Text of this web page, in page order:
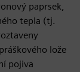
paprsek,
tepla (tj.
lože
pojiva